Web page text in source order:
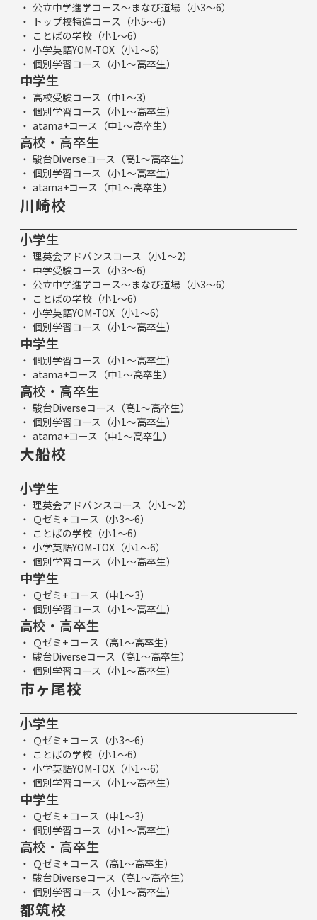
公立中学進学コース～まなび道場（小3～6）
トップ校特進コース（小5～6）
ことばの学校（小1～6）
小学英語YOM-TOX（小1～6）
個別学習コース（小1～高卒生）
中学生
高校受験コース（中1～3）
個別学習コース（小1～高卒生）
atama+コース（中1～高卒生）
高校・高卒生
駿台Diverseコース（高1～高卒生）
個別学習コース（小1～高卒生）
atama+コース（中1～高卒生）
川崎校
小学生
理英会アドバンスコース（小1～2）
中学受験コース（小3～6）
公立中学進学コース～まなび道場（小3～6）
ことばの学校（小1～6）
小学英語YOM-TOX（小1～6）
個別学習コース（小1～高卒生）
中学生
個別学習コース（小1～高卒生）
atama+コース（中1～高卒生）
高校・高卒生
駿台Diverseコース（高1～高卒生）
個別学習コース（小1～高卒生）
atama+コース（中1～高卒生）
大船校
小学生
理英会アドバンスコース（小1～2）
Ｑゼミ+ コース（小3～6）
ことばの学校（小1～6）
小学英語YOM-TOX（小1～6）
個別学習コース（小1～高卒生）
中学生
Ｑゼミ+ コース（中1～3）
個別学習コース（小1～高卒生）
高校・高卒生
Ｑゼミ+ コース（高1～高卒生）
駿台Diverseコース（高1～高卒生）
個別学習コース（小1～高卒生）
市ヶ尾校
小学生
Ｑゼミ+ コース（小3～6）
ことばの学校（小1～6）
小学英語YOM-TOX（小1～6）
個別学習コース（小1～高卒生）
中学生
Ｑゼミ+ コース（中1～3）
個別学習コース（小1～高卒生）
高校・高卒生
Ｑゼミ+ コース（高1～高卒生）
駿台Diverseコース（高1～高卒生）
個別学習コース（小1～高卒生）
都筑校